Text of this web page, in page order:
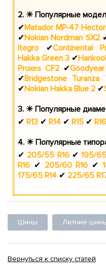
2. ☀ Популярные
✔Matador MP-47
✔Nokian Nordman SX2
Itegro
✔Continental
Hakka Green 3 ✔
Proxes CF2 ✔
✔Bridgestone Turanza
✔Nokian Hakka Blue 2 ✔
3. ☀ Популярные
✔ R13 ✔ R14 ✔ R15 ✔ R16
4. ☀ Популярные
✔ 205/55 R16 ✔ 195/
R16 ✔ 205/60 R16 ✔
175/65 R14 ✔ 225/65
Шины Летние
Вернуться к списку статей